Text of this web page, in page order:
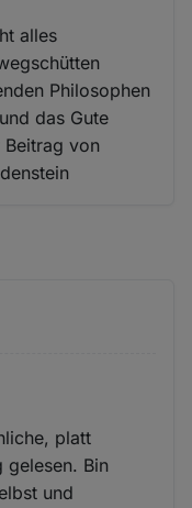
alles
Philosophen
das Gute
von
platt
gelesen. Bin
und